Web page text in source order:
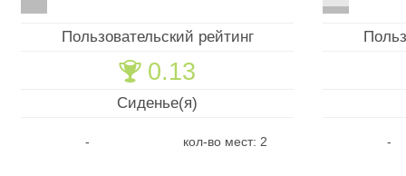
Пользовательский рейтинг
🏆 0.13
Сиденье(я)
- кол-во мест: 2 -